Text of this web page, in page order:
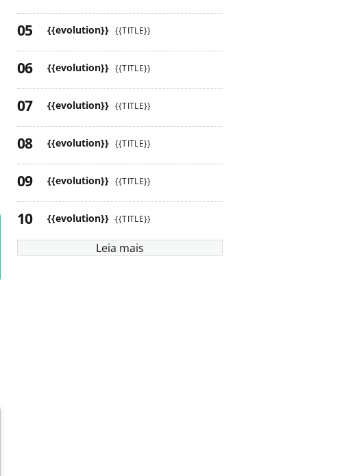
{{evolution}} {{TITLE}}
{{evolution}} {{TITLE}}
{{evolution}} {{TITLE}}
{{evolution}} {{TITLE}}
{{evolution}} {{TITLE}}
{{evolution}} {{TITLE}}
Leia mais